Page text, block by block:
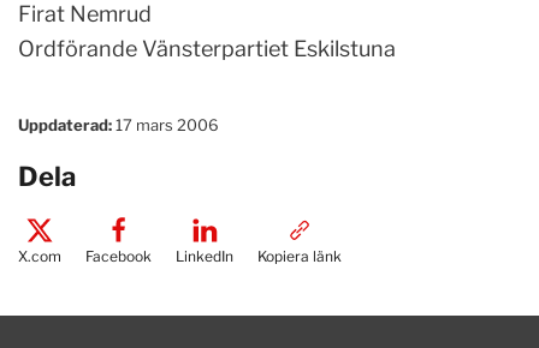
Firat Nemrud
Ordförande Vänsterpartiet Eskilstuna
Uppdaterad:17 mars 2006
Dela
X.com Facebook LinkedIn Kopiera länk